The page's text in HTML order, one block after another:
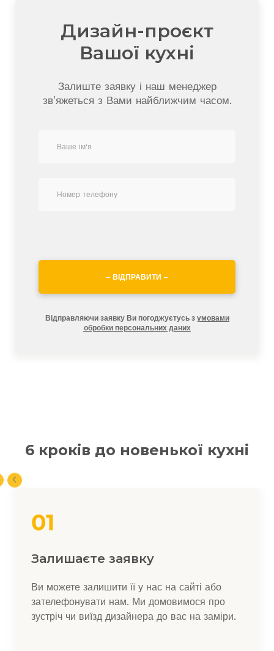
Дизайн-проєкт
Вашої кухні
Залиште заявку і наш менеджер
зв’яжеться з Вами найближчим часом.
– ВІДПРАВИТИ –
Відправляючи заявку Ви погоджуєтусь з умовами
обробки персональних даних
6 кроків до новенької кухні
Залишаєте заявку
Ви можете залишити її у нас на сайті або
зателефонувати нам. Ми домовимося про
зустріч чи виїзд дизайнера до вас на заміри.